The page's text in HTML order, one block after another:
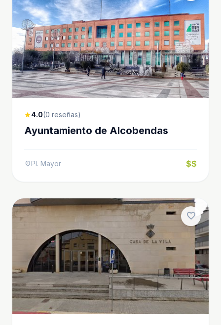
star4.0(0 reseñas)
Ayuntamiento de Alcobendas
location_onPl. Mayor $$
favorite